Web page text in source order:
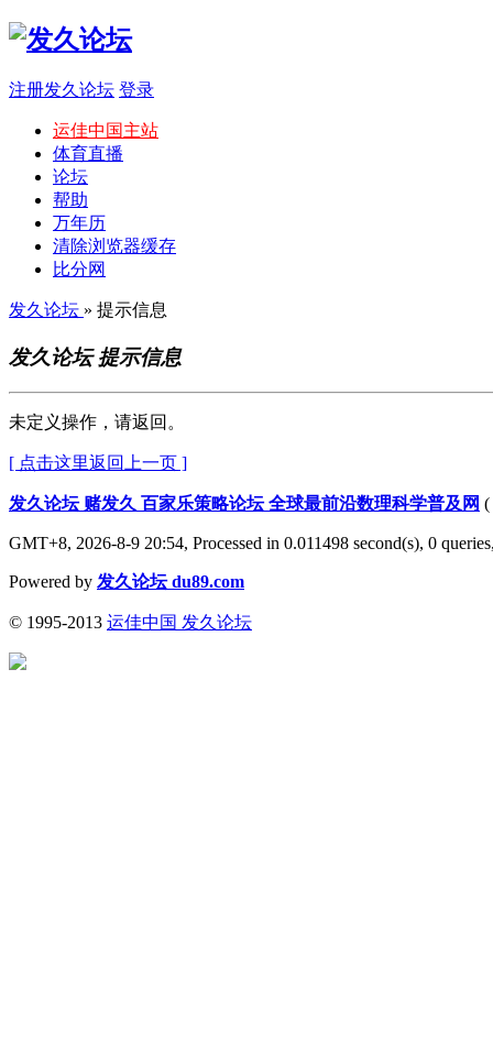
注册发久论坛 登录
运佳中国主站
体育直播
论坛
帮助
万年历
清除浏览器缓存
比分网
发久论坛 » 提示信息
发久论坛 提示信息
未定义操作，请返回。
[ 点击这里返回上一页 ]
发久论坛 赌发久 百家乐策略论坛 全球最前沿数理科学普及网 (
GMT+8, 2026-8-9 20:54, Processed in 0.011498 second(s), 0
Powered by 发久论坛 du89.com
© 1995-2013 运佳中国 发久论坛